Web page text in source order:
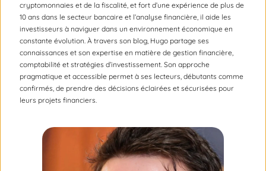
cryptomonnaies et de la fiscalité, et fort d’une expérience de plus de
10 ans dans le secteur bancaire et l’analyse financière, il aide les
investisseurs à naviguer dans un environnement économique en
constante évolution. À travers son blog, Hugo partage ses
connaissances et son expertise en matière de gestion financière,
comptabilité et stratégies d’investissement. Son approche
pragmatique et accessible permet à ses lecteurs, débutants comme
confirmés, de prendre des décisions éclairées et sécurisées pour
leurs projets financiers.